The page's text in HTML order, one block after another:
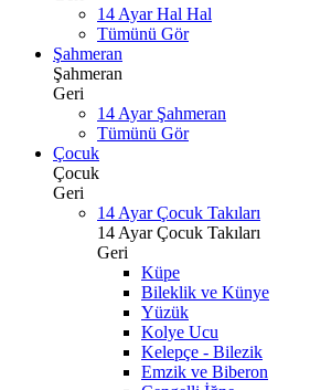
14 Ayar Hal Hal
Tümünü Gör
Şahmeran
Şahmeran
Geri
14 Ayar Şahmeran
Tümünü Gör
Çocuk
Çocuk
Geri
14 Ayar Çocuk Takıları
14 Ayar Çocuk Takıları
Geri
Küpe
Bileklik ve Künye
Yüzük
Kolye Ucu
Kelepçe - Bilezik
Emzik ve Biberon